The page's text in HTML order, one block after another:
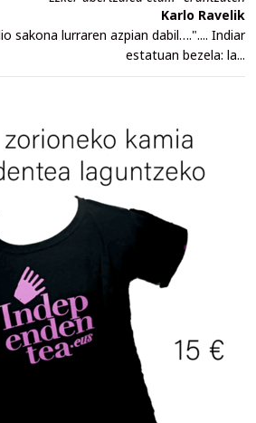
Karlo Ravelik
sakona lurraren azpian dabil….".... Indiar
estatuan bezela: la...